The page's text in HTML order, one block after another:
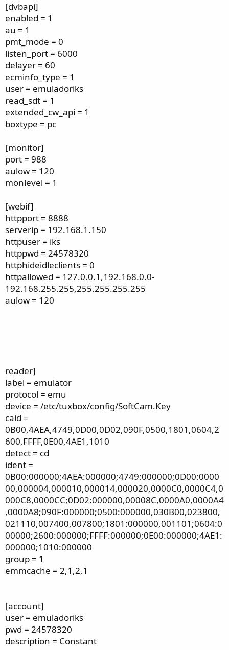
[dvbapi]
enabled = 1
au = 1
pmt_mode = 0
listen_port = 6000
delayer = 60
ecminfo_type = 1
user = emuladoriks
read_sdt = 1
extended_cw_api = 1
boxtype = pc
[monitor]
port = 988
aulow = 120
monlevel = 1
[webif]
httpport = 8888
serverip = 192.168.1.150
httpuser = iks
httppwd = 24578320
httphideidleclients = 0
httpallowed = 127.0.0.1,192.168.0.0-
192.168.255.255,255.255.255.255
aulow = 120
reader]
label = emulator
protocol = emu
device = /etc/tuxbox/config/SoftCam.Key
caid =
0B00,4AEA,4749,0D00,0D02,090F,0500,1801,0604,2
600,FFFF,0E00,4AE1,1010
detect = cd
ident =
0B00:000000;4AEA:000000;4749:000000;0D00:0000
00,000004,000010,000014,000020,0000C0,0000C4,0
000C8,0000CC;0D02:000000,00008C,0000A0,0000A4
,0000A8;090F:000000;0500:000000,030B00,023800,
021110,007400,007800;1801:000000,001101;0604:0
00000;2600:000000;FFFF:000000;0E00:000000;4AE1:
000000;1010:000000
group = 1
emmcache = 2,1,2,1
[account]
user = emuladoriks
pwd = 24578320
description = Constant